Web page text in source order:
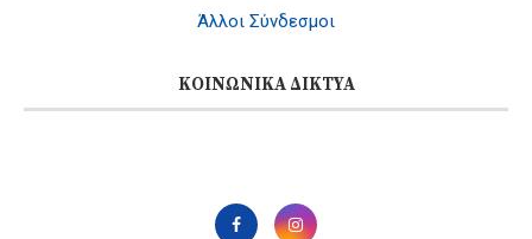
Άλλοι Σύνδεσμοι
ΚΟΙΝΩΝΙΚΆ ΔΊΚΤΥΑ